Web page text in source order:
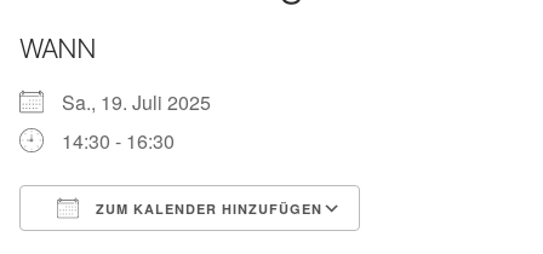
WANN
Sa., 19. Juli 2025
14:30 - 16:30
ZUM KALENDER HINZUFÜGEN